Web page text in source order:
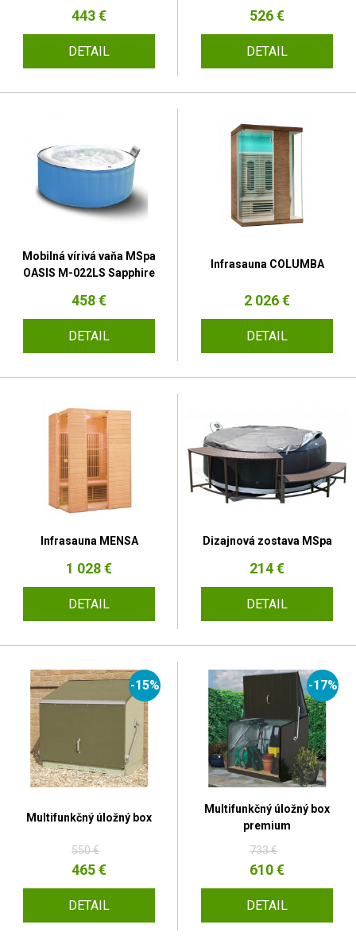
443 €
DETAIL
526 €
DETAIL
Mobilná vírivá vaňa MSpa
OASIS M-022LS Sapphire
458 €
DETAIL
Infrasauna COLUMBA
2 026 €
DETAIL
Infrasauna MENSA
1 028 €
DETAIL
Dizajnová zostava MSpa
214 €
DETAIL
-15%
Multifunkčný úložný box
550 €
465 €
DETAIL
-17%
Multifunkčný úložný box
premium
733 €
610 €
DETAIL